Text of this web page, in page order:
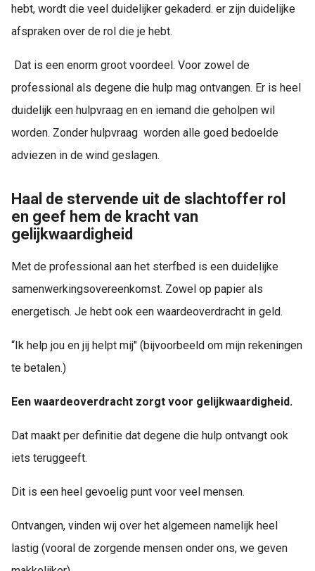
hebt, wordt die veel duidelijker gekaderd. er zijn duidelijke
afspraken over de rol die je hebt.
Dat is een enorm groot voordeel. Voor zowel de
professional als degene die hulp mag ontvangen. Er is heel
duidelijk een hulpvraag en en iemand die geholpen wil
worden. Zonder hulpvraag worden alle goed bedoelde
adviezen in de wind geslagen.
Haal de stervende uit de slachtoffer rol
en geef hem de kracht van
gelijkwaardigheid
Met de professional aan het sterfbed is een duidelijke
samenwerkingsovereenkomst. Zowel op papier als
energetisch. Je hebt ook een waardeoverdracht in geld.
“Ik help jou en jij helpt mij" (bijvoorbeeld om mijn rekeningen
te betalen.)
Een waardeoverdracht zorgt voor gelijkwaardigheid.
Dat maakt per definitie dat degene die hulp ontvangt ook
iets teruggeeft.
Dit is een heel gevoelig punt voor veel mensen.
Ontvangen, vinden wij over het algemeen namelijk heel
lastig (vooral de zorgende mensen onder ons, we geven